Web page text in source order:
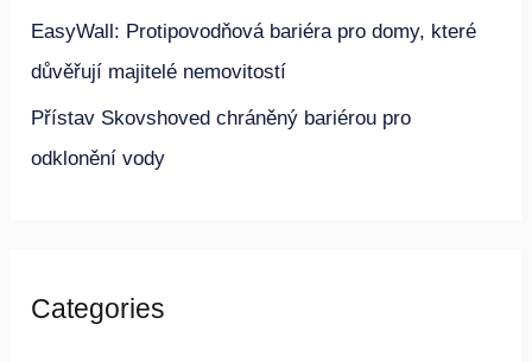
:EasyWall: Protipovodňová bariéra pro domy, které
důvěřují majitelé nemovitostí
Přístav Skovshoved chráněný bariérou pro
odklonění vody
Categories